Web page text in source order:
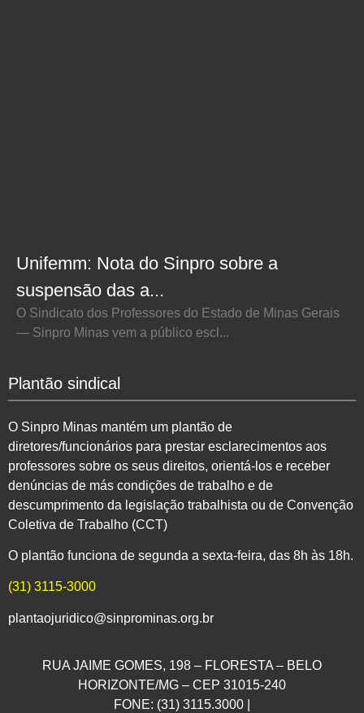
Unifemm: Nota do Sinpro sobre a
suspensão das a...
O Sindicato dos Professores do Estado de Minas Gerais
— Sinpro Minas vem a público escl...
Plantão sindical
O Sinpro Minas mantém um plantão de
diretores/funcionários para prestar esclarecimentos aos
professores sobre os seus direitos, orientá-los e receber
denúncias de más condições de trabalho e de
descumprimento da legislação trabalhista ou de Convenção
Coletiva de Trabalho (CCT)
O plantão funciona de segunda a sexta-feira, das 8h às 18h.
(31) 3115-3000
plantaojuridico@sinprominas.org.br
RUA JAIME GOMES, 198 – FLORESTA – BELO
HORIZONTE/MG – CEP 31015-240
FONE: (31) 3115.3000 |